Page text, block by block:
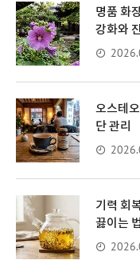
명품 화
강화와
오스테
단 관리
기력 회
끓이는 법